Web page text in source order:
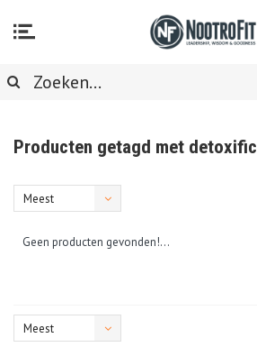
Producten getagd met
Meest
Geen producten gevonden!...
Meest